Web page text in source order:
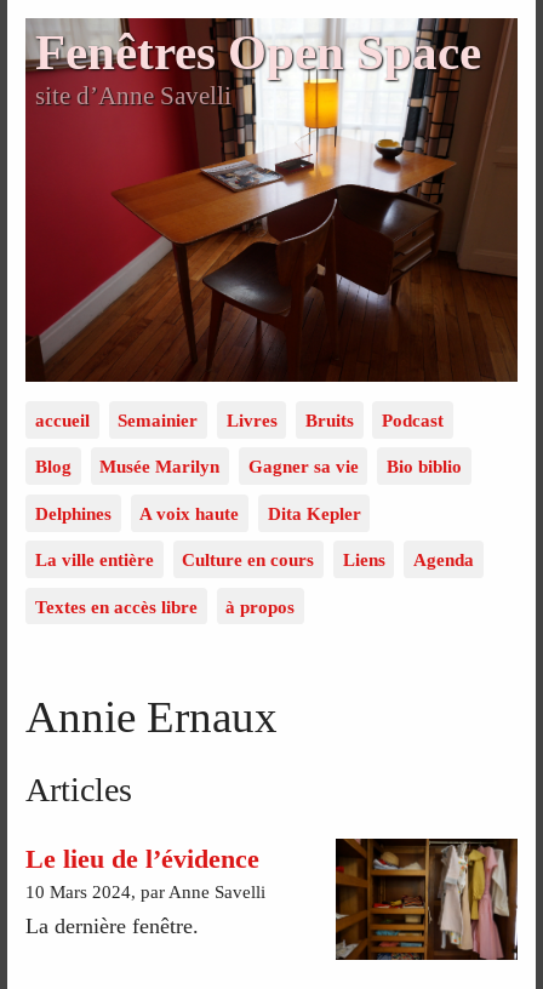
Fenêtres Open Space
site d’Anne Savelli
accueil Semainier Livres Bruits Podcast
Blog Musée Marilyn Gagner sa vie Bio biblio
Delphines A voix haute Dita Kepler
La ville entière Culture en cours Liens Agenda
Textes en accès libre à propos
Annie Ernaux
Articles
Le lieu de l’évidence
10 Mars 2024, par Anne Savelli
La dernière fenêtre.